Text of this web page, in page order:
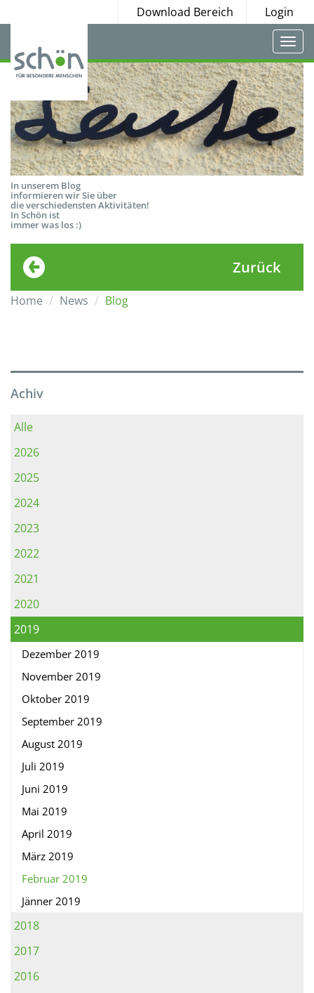
Download Bereich Login
In unserem Blog
informieren wir Sie über
die verschiedensten Aktivitäten!
In Schön ist
immer was los :)
Zurück
Home News Blog
Achiv
Alle
2026
2025
2024
2023
2022
2021
2020
2019
Dezember 2019
November 2019
Oktober 2019
September 2019
August 2019
Juli 2019
Juni 2019
Mai 2019
April 2019
März 2019
Februar 2019
Jänner 2019
2018
2017
2016